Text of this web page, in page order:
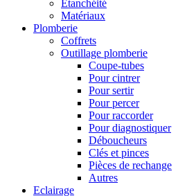
Etanchéité
Matériaux
Plomberie
Coffrets
Outillage plomberie
Coupe-tubes
Pour cintrer
Pour sertir
Pour percer
Pour raccorder
Pour diagnostiquer
Déboucheurs
Clés et pinces
Pièces de rechange
Autres
Eclairage